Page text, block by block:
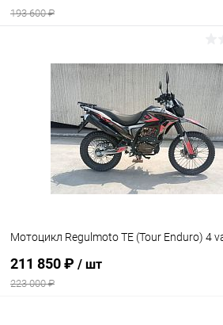
193 600 ₽
Сравнение
В избранное В наличии
Мотоцикл Regulmoto TE (Tour Enduro) 4
211 850 ₽ / шт
223 000 ₽